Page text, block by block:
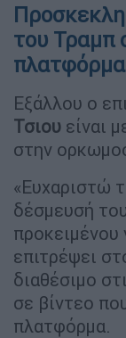
του Τραμπ
Εξάλλου ο
Τσιου είναι
στην
«Ευχαριστώ
δέσμευσή
επιτρέψει
διαθέσιμο
σε βίντεο
πλατφόρμα.